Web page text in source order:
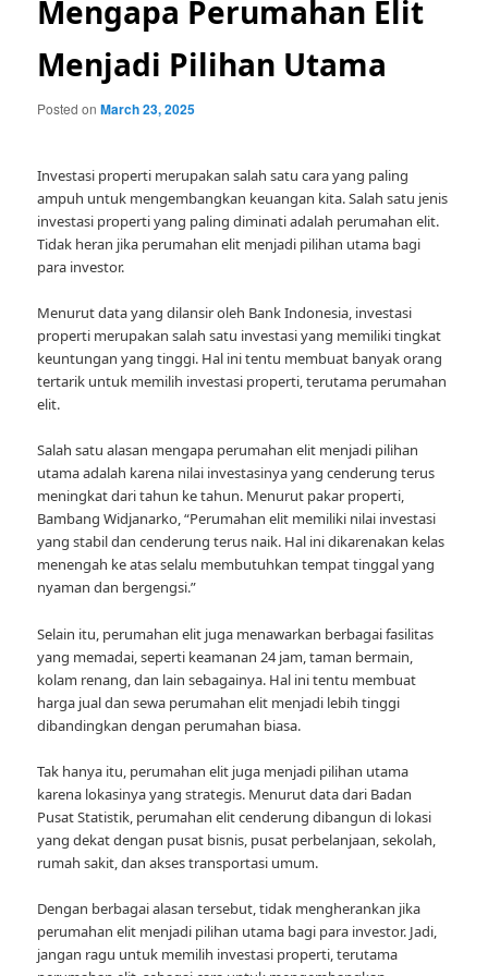
Mengapa Perumahan Elit
Menjadi Pilihan Utama
Posted onMarch 23, 2025
Investasi properti merupakan salah satu cara yang paling
ampuh untuk mengembangkan keuangan kita. Salah satu jenis
investasi properti yang paling diminati adalah perumahan elit.
Tidak heran jika perumahan elit menjadi pilihan utama bagi
para investor.
Menurut data yang dilansir oleh Bank Indonesia, investasi
properti merupakan salah satu investasi yang memiliki tingkat
keuntungan yang tinggi. Hal ini tentu membuat banyak orang
tertarik untuk memilih investasi properti, terutama perumahan
elit.
Salah satu alasan mengapa perumahan elit menjadi pilihan
utama adalah karena nilai investasinya yang cenderung terus
meningkat dari tahun ke tahun. Menurut pakar properti,
Bambang Widjanarko, “Perumahan elit memiliki nilai investasi
yang stabil dan cenderung terus naik. Hal ini dikarenakan kelas
menengah ke atas selalu membutuhkan tempat tinggal yang
nyaman dan bergengsi.”
Selain itu, perumahan elit juga menawarkan berbagai fasilitas
yang memadai, seperti keamanan 24 jam, taman bermain,
kolam renang, dan lain sebagainya. Hal ini tentu membuat
harga jual dan sewa perumahan elit menjadi lebih tinggi
dibandingkan dengan perumahan biasa.
Tak hanya itu, perumahan elit juga menjadi pilihan utama
karena lokasinya yang strategis. Menurut data dari Badan
Pusat Statistik, perumahan elit cenderung dibangun di lokasi
yang dekat dengan pusat bisnis, pusat perbelanjaan, sekolah,
rumah sakit, dan akses transportasi umum.
Dengan berbagai alasan tersebut, tidak mengherankan jika
perumahan elit menjadi pilihan utama bagi para investor. Jadi,
jangan ragu untuk memilih investasi properti, terutama